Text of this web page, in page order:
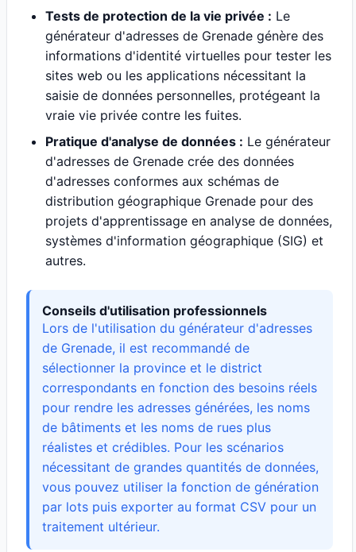
Tests de protection de la vie privée : Le
générateur d'adresses de Grenade génère des
informations d'identité virtuelles pour tester les
sites web ou les applications nécessitant la
saisie de données personnelles, protégeant la
vraie vie privée contre les fuites.
Pratique d'analyse de données : Le générateur
d'adresses de Grenade crée des données
d'adresses conformes aux schémas de
distribution géographique Grenade pour des
projets d'apprentissage en analyse de données,
systèmes d'information géographique (SIG) et
autres.
Conseils d'utilisation professionnels
Lors de l'utilisation du générateur d'adresses
de Grenade, il est recommandé de
sélectionner la province et le district
correspondants en fonction des besoins réels
pour rendre les adresses générées, les noms
de bâtiments et les noms de rues plus
réalistes et crédibles. Pour les scénarios
nécessitant de grandes quantités de données,
vous pouvez utiliser la fonction de génération
par lots puis exporter au format CSV pour un
traitement ultérieur.